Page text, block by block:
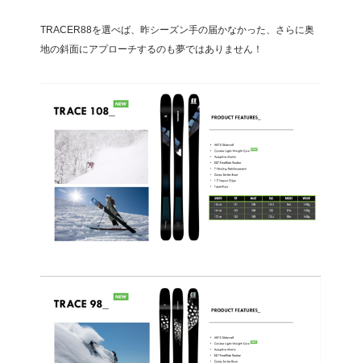
TRACER88を選べば、昨シーズン手の届かなかった、さらに奥
地の斜面にアプローチするのも夢ではありません！